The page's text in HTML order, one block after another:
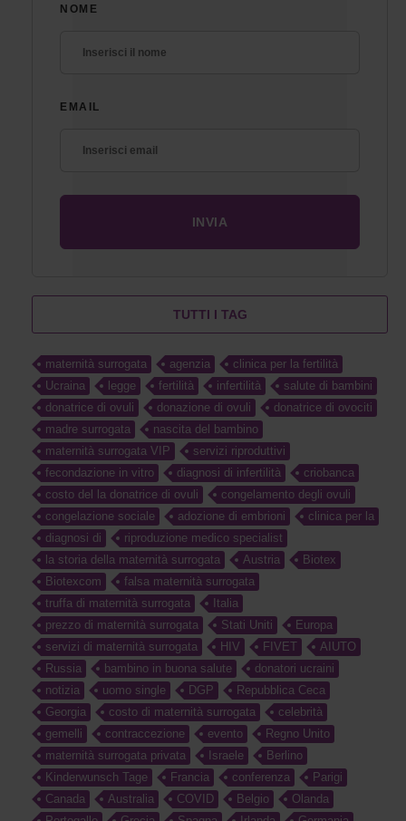
NOME
EMAIL
TUTTI I TAG
maternità surrogata agenzia
clinica per la fertilità
Ucraina
legge fertilità infertilità
salute di bambini
donatrice di ovuli
donazione di ovuli
donatrice di ovociti
madre surrogata
nascita del bambino
maternità surrogata VIP
servizi riproduttivi
fecondazione in vitro
diagnosi di infertilità
criobanca
costo del la donatrice di ovuli
congelamento degli ovuli
congelazione sociale
adozione di embrioni
clinica per la
diagnosi di
riproduzione medico specialist
la storia della maternità surrogata
Austria
Biotex
Biotexcom
falsa maternità surrogata
truffa di maternità surrogata
Italia
prezzo di maternità surrogata
Stati Uniti
Europa
servizi di maternità surrogata
HIV FIVET
AIUTO
Russia
bambino in buona salute
donatori ucraini
notizia
uomo single DGP
Repubblica Ceca
Georgia
costo di maternità surrogata
celebrità
gemelli
contraccezione evento
Regno Unito
maternità surrogata privata
Israele
Berlino
Kinderwunsch Tage
Francia conferenza
Parigi
Canada
Australia COVID Belgio
Olanda